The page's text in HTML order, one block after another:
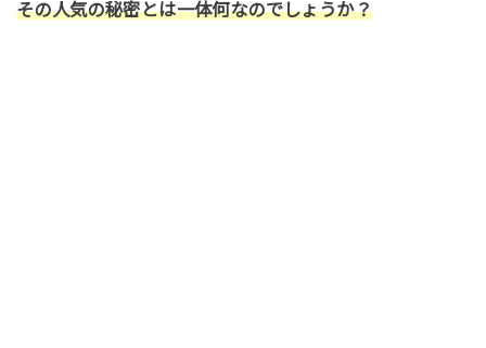
その人気の秘密とは一体何なのでしょうか？